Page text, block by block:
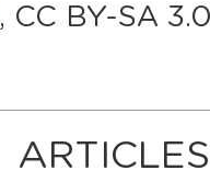
, CC BY-SA